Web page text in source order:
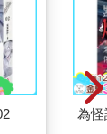
期待，這位自
。不過胡佛並
他伸出雙臂圈
證明這一點，
為怪